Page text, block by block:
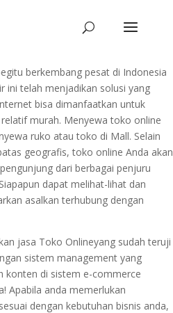
berkembang pesat di Indonesia
ini telah menjadikan solusi yang
bisa dimanfaatkan untuk
murah. Menyewa toko online
ruko atau toko di Mall. Selain
geografis, toko online Anda akan
dari berbagai penjuru
dapat melihat-lihat dan
asalkan terhubung dengan
jasa Toko Onlineyang sudah teruji
sistem management yang
konten di sistem e-commerce
Apabila anda memerlukan
dengan kebutuhan bisnis anda,